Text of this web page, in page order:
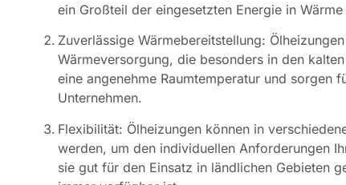
ein Großteil der eingesetzten Energie in
Zuverlässige Wärmebereitstellung:
Wärmeversorgung, die besonders in den
eine angenehme Raumtemperatur und sorgen
Unternehmen.
Flexibilität: Ölheizungen können in
werden, um den individuellen Anforderungen
sie gut für den Einsatz in ländlichen Gebieten